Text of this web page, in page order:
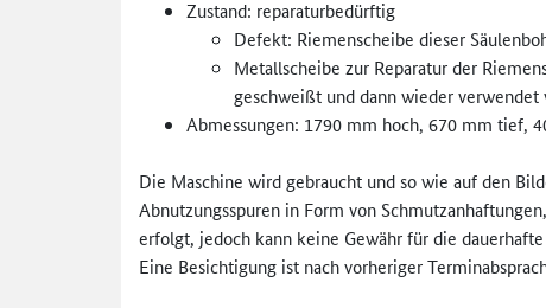
Zustand: reparaturbedürftig
Defekt: Riemenscheibe dieser
Metallscheibe zur Reparatur der
geschweißt und dann wieder verwendet
Abmessungen: 1790 mm hoch, 670 mm tief,
Die Maschine wird gebraucht und so wie auf den
Abnutzungsspuren in Form von
erfolgt, jedoch kann keine Gewähr für die
Eine Besichtigung ist nach vorheriger